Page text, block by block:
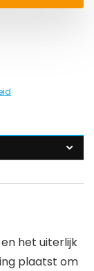
het uiterlijk
plaatst om